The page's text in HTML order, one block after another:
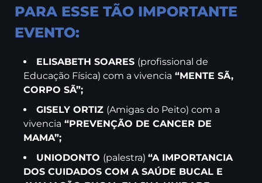
PARA ESSE TÃO IMPORTANTE
EVENTO:
ELISABETH SOARES (profissional de
Educação Física) com a vivencia “MENTE SÃ,
CORPO SÃ”;
GISELY ORTIZ (Amigas do Peito) com a
vivencia “PREVENÇÃO DE CANCER DE
MAMA”;
UNIODONTO (palestra) “A IMPORTANCIA
DOS CUIDADOS COM A SAÚDE BUCAL E